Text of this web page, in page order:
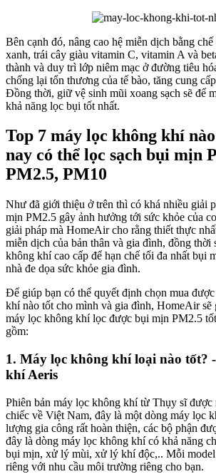
Bên cạnh đó, nâng cao hệ miễn dịch bằng
xanh, trái cây giàu vitamin C, vitamin A và
thành và duy trì lớp niêm mạc ở đường tiêu
chống lại tổn thương của tế bào, tăng cung
Đồng thời, giữ vệ sinh mũi xoang sạch sẽ để
khả năng lọc bụi tốt nhất.
Top 7 máy lọc không khí
nay có thể lọc sạch bụi mịn
PM2.5, PM10
Như đã giới thiệu ở trên thì có khá nhiều giải
mịn PM2.5 gây ảnh hưởng tới sức khỏe của
giải pháp mà HomeAir cho rằng thiết thực
miễn dịch của bản thân và gia đình, đồng thời
không khí cao cấp để hạn chế tối đa nhất bụi
nhà đe dọa sức khỏe gia đình.
Để giúp bạn có thể quyết định chọn mua
khí nào tốt cho mình và gia đình, HomeAir sẽ
máy lọc không khí lọc được bụi mịn PM2.5
gồm:
1. Máy lọc không khí loại nào tốt?
khí Aeris
Phiên bản máy lọc không khí từ Thụy sĩ được
chiếc về Việt Nam, đây là một dòng máy lọc
lượng gia công rất hoàn thiện, các bộ phận
đây là dòng máy lọc không khí có khả năng
bụi mịn, xử lý mùi, xử lý khí độc,.. Mỗi model
riêng với nhu cầu môi trường riêng cho bạn.